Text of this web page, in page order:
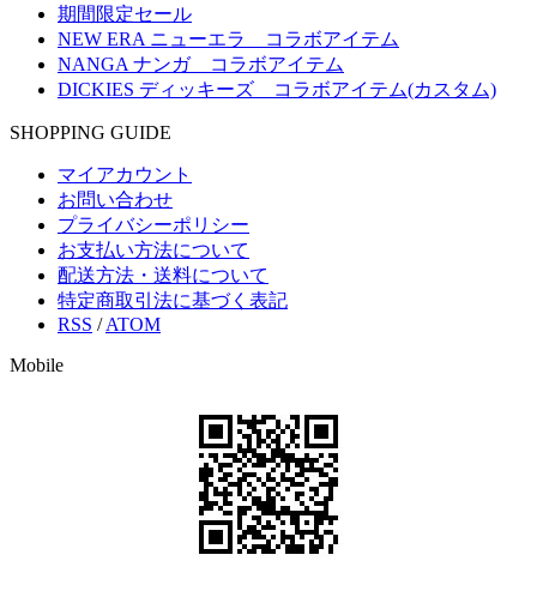
期間限定セール
NEW ERA ニューエラ コラボアイテム
NANGA ナンガ コラボアイテム
DICKIES ディッキーズ コラボアイテム(カスタム)
SHOPPING GUIDE
マイアカウント
お問い合わせ
プライバシーポリシー
お支払い方法について
配送方法・送料について
特定商取引法に基づく表記
RSS /ATOM
Mobile